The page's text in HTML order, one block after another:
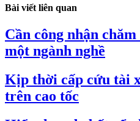
Bài viết liên quan
Cần công nhận
một ngành nghề
Kịp thời cấp cứu tài
trên cao tốc